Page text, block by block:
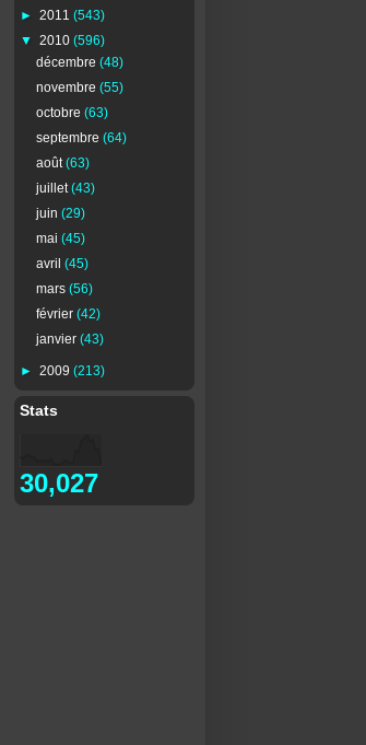
► 2011 (543)
▼ 2010 (596)
décembre (48)
novembre (55)
octobre (63)
septembre (64)
août(63)
juillet(43)
juin (29)
mai (45)
avril (45)
mars (56)
février (42)
janvier (43)
► 2009 (213)
Stats
30,027